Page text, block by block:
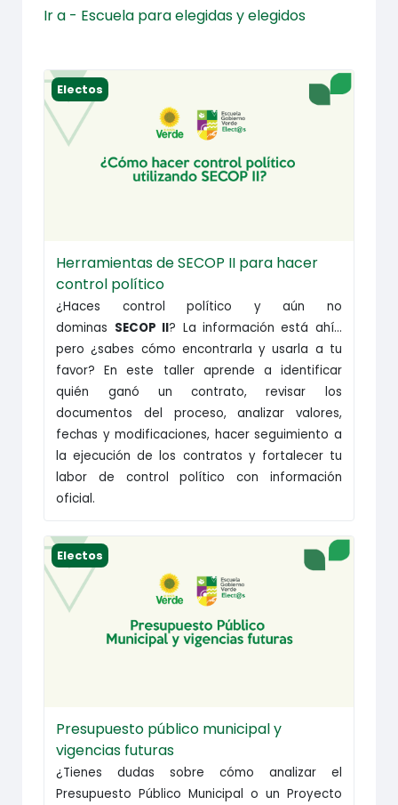
Ir a - Escuela para elegidas y elegidos
Herramientas de SECOP II para hacer control
Electos
Herramientas de SECOP II para hacer
control político
¿Haces control político y aún no
dominas SECOP II? La información está ahí...
pero ¿sabes cómo encontrarla y usarla a tu
favor? En este taller aprende a identificar
quién ganó un contrato, revisar los
documentos del proceso, analizar valores,
fechas y modificaciones, hacer seguimiento a
la ejecución de los contratos y fortalecer tu
labor de control político con información
oficial.
Presupuesto público municipal y vigencias futuras
Electos
Presupuesto público municipal y
vigencias futuras
¿Tienes dudas sobre cómo analizar el
Presupuesto Público Municipal o un Proyecto